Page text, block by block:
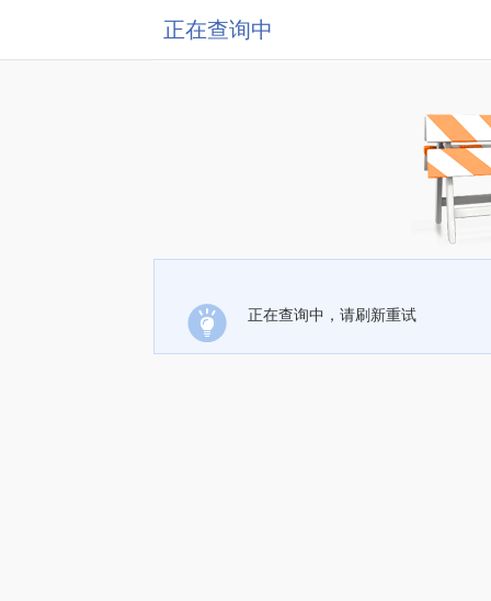
正在查询中
正在查询中，请刷新重试